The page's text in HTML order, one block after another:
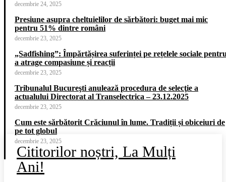
decembrie 24, 2025
Presiune asupra cheltuielilor de sărbători: buget mai mic
pentru 51% dintre români
decembrie 23, 2025
„Sadfishing”: Împărtășirea suferinței pe rețelele sociale
a atrage compasiune și reacții
decembrie 23, 2025
Tribunalul Bucureşti anulează procedura de selecţie a
actualului Directorat al Transelectrica – 23.12.2025
decembrie 23, 2025
Cum este sărbătorit Crăciunul în lume. Tradiții și obiceiuri de
pe tot globul
decembrie 23, 2025
Cititorilor noștri, La Mulți
Ani!